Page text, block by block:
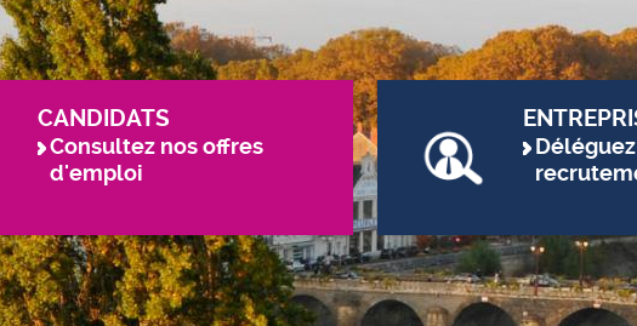
CANDIDATS
Consultez nos offres
d'emploi